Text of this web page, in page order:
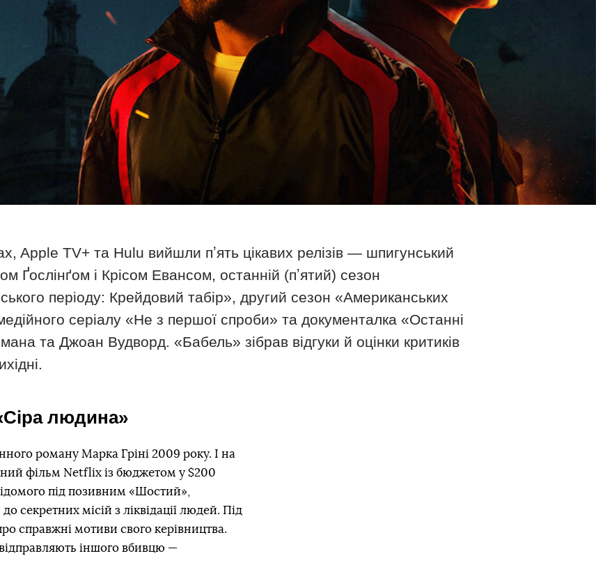
Apple TV+ та Hulu вийшли пʼять цікавих релізів — шпигунський
Ґослінґом і Крісом Евансом, останній (пʼятий) сезон
періоду: Крейдовий табір», другий сезон «Американських
серіалу «Не з першої спроби» та документалка «Останні
та Джоан Вудворд. «Бабель» зібрав відгуки й оцінки критиків
людина»
роману Марка Гріні 2009 року. І на
фільм Netflix із бюджетом у $200
під позивним «Шостий»,
секретних місій з ліквідації людей. Під
справжні мотиви свого керівництва.
іншого вбивцю —